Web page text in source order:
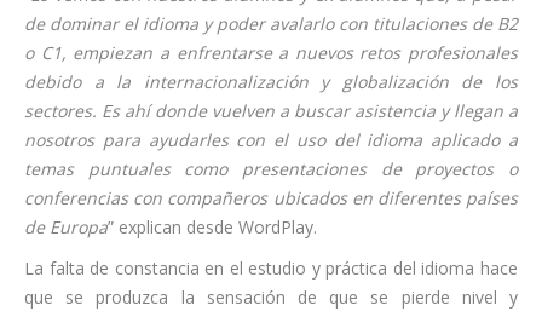
de dominar el idioma y poder avalarlo con titulaciones de B2
o C1, empiezan a enfrentarse a nuevos retos profesionales
debido a la internacionalización y globalización de los
sectores. Es ahí donde vuelven a buscar asistencia y llegan a
nosotros para ayudarles con el uso del idioma aplicado a
temas puntuales como presentaciones de proyectos o
conferencias con compañeros ubicados en diferentes países
de Europa” explican desde WordPlay.
La falta de constancia en el estudio y práctica del idioma hace
que se produzca la sensación de que se pierde nivel y